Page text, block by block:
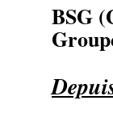
BSG